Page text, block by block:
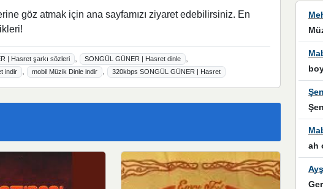
göz atmak için ana sayfamızı ziyaret edebilirsiniz. En
| Hasret şarkı sözleri , SONGÜL GÜNER | Hasret dinle ,
indir , mobil Müzik Dinle indir , 320kbps SONGÜL GÜNER | Hasret
ah